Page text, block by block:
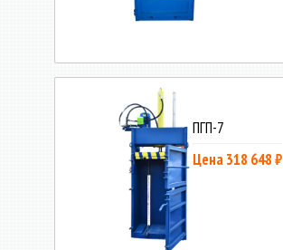
ПГП-7
Цена 318 648 ₽